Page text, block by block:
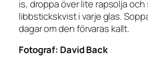
is, droppa över lite rapsolja
libbstickskvist i varje glas.
dagar om den förvaras kallt.
Fotograf: David Back